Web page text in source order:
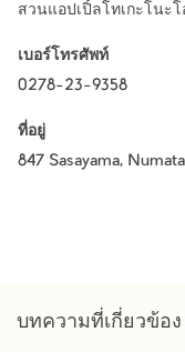
สวนแอปเปิ้ลโทเกะโนะ
เบอร์โทรศัพท์
0278-23-9358
ที่อยู่
847 Sasayama, Numata
บทความที่เกี่ยวข้อง